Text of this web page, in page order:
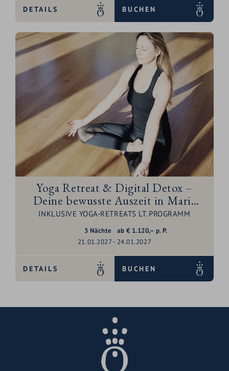
DETAILS BUCHEN
Yoga Retreat & Digital Detox –
Deine bewusste Auszeit in Maria
Alm mit Denisa Becker
INKLUSIVE YOGA-RETREATS LT. PROGRAMM
3 Nächte
21.01.2027 - 24.01.2027
ab € 1.120,– p. P.
DETAILS BUCHEN